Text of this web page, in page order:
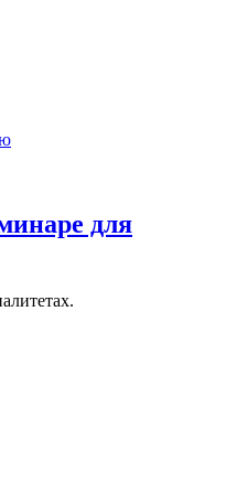
для